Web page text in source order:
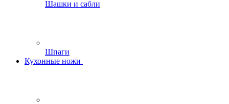
Шашки и сабли
Шпаги
Кухонные ножи